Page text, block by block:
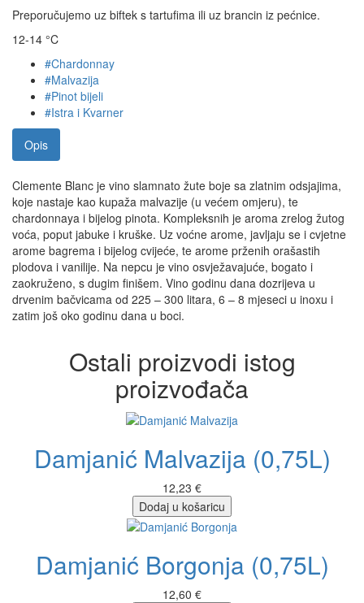
Preporučujemo uz biftek s tartufima ili uz brancin iz pećnice.
12-14 °C
#Chardonnay
#Malvazija
#Pinot bijeli
#Istra i Kvarner
Opis
Clemente Blanc je vino slamnato žute boje sa zlatnim odsjajima,
koje nastaje kao kupaža malvazije (u većem omjeru), te
chardonnaya i bijelog pinota. Kompleksnih je aroma zrelog žutog
voća, poput jabuke i kruške. Uz voćne arome, javljaju se i cvjetne
arome bagrema i bijelog cvijeće, te arome prženih orašastih
plodova i vanilije. Na nepcu je vino osvježavajuće, bogato i
zaokruženo, s dugim finišem. Vino godinu dana dozrijeva u
drvenim bačvicama od 225 – 300 litara, 6 – 8 mjeseci u inoxu i
zatim još oko godinu dana u boci.
Ostali proizvodi istog
proizvođača
Damjanić Malvazija (0,75L)
12,23 €
Dodaj u košaricu
Damjanić Borgonja (0,75L)
12,60 €